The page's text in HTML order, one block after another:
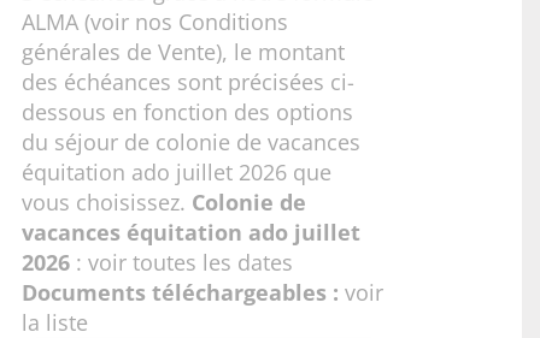
ALMA (voir nos Conditions
générales de Vente), le montant
des échéances sont précisées ci-
dessous en fonction des options
du séjour de colonie de vacances
équitation ado juillet 2026 que
vous choisissez. Colonie de
vacances équitation ado juillet
2026 :voir toutes les dates
Documents téléchargeables : voir
la liste